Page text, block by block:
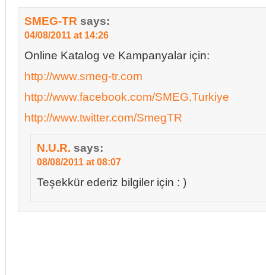
SMEG-TR says:
04/08/2011 at 14:26
Online Katalog ve Kampanyalar için:
http://www.smeg-tr.com
http://www.facebook.com/SMEG.Turkiye
http://www.twitter.com/SmegTR
N.U.R. says:
08/08/2011 at 08:07
Teşekkür ederiz bilgiler için : )